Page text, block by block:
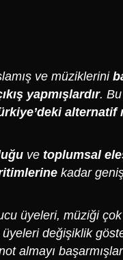
ve müziklerini
yapmışlardır.
ve toplumsal
kadar
üyeleri, müziği
değişiklik
almayı